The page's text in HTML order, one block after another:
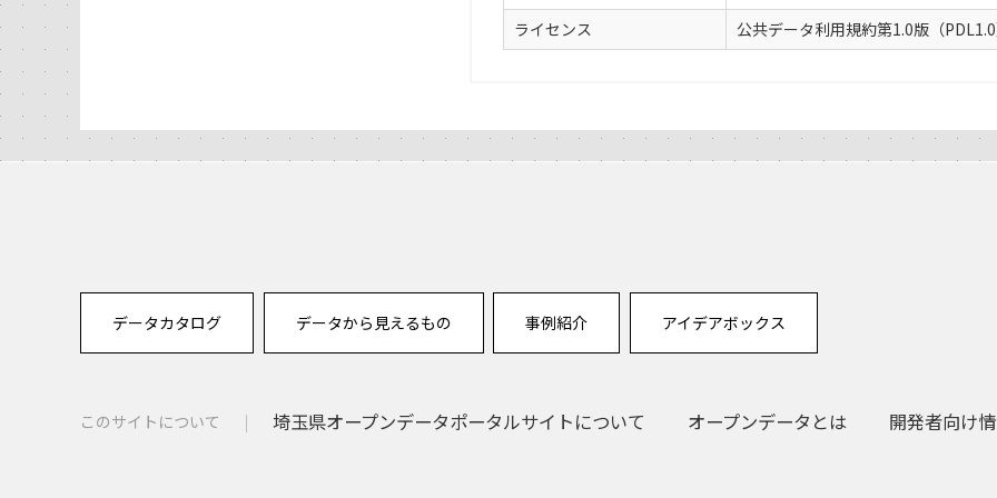
ライセンス 公共データ利用規約第1.0版（
データカタログ データから見えるもの 事例紹介 アイデアボックス
このサイトについて 埼玉県オープンデータポータルサイトについて オープンデータとは 開発者向け